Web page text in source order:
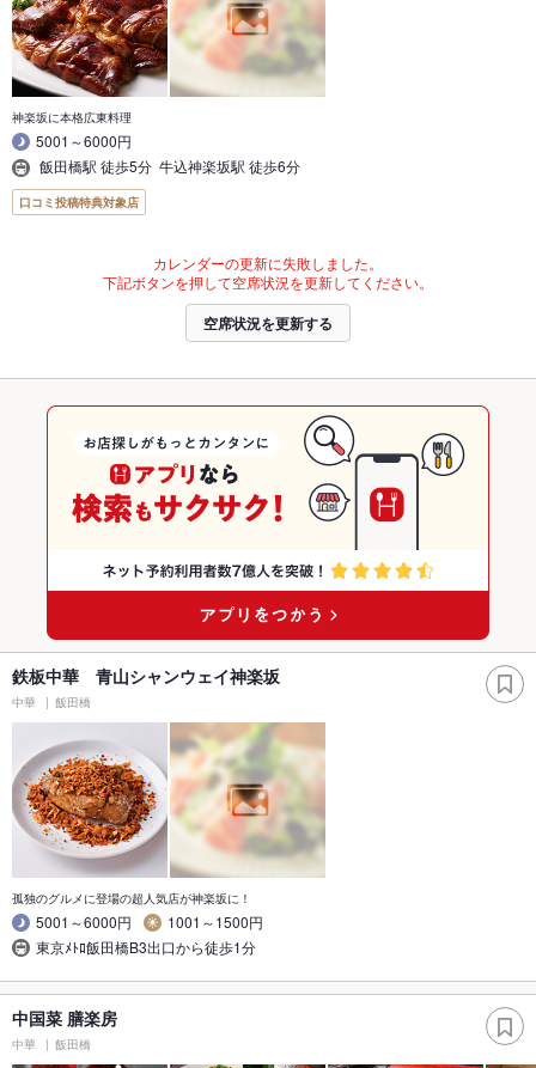
神楽坂に本格広東料理
5001～6000円
飯田橋駅 徒歩5分 牛込神楽坂駅 徒歩6分
口コミ投稿特典対象店
カレンダーの更新に失敗しました。
下記ボタンを押して空席状況を更新してください。
空席状況を更新する
鉄板中華 青山シャンウェイ神楽坂
中華 飯田橋
孤独のグルメに登場の超人気店が神楽坂に！
5001～6000円
1001～1500円
東京ﾒﾄﾛ飯田橋B3出口から徒歩1分
中国菜 膳楽房
中華 飯田橋